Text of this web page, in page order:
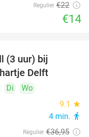
Regulier €22
€14
(3 uur) bij
Delft
Di
Wo
9.1 star
4 min. directions_walk
Regulier €36,95